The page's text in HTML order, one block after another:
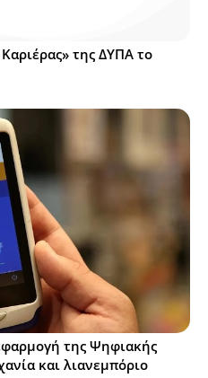
της ΔΥΠΑ το
της Ψηφιακής
και λιανεμπόριο